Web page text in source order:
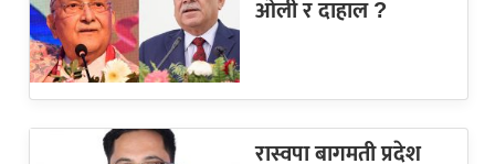
ओली र दाहाल ?
रास्वपा बागमती प्रदेश